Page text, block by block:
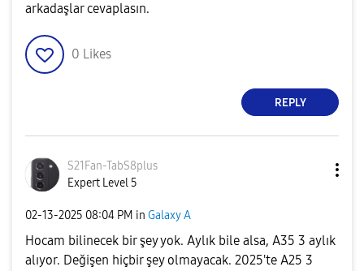
arkadaşlar cevaplasın.
0 Likes
REPLY
S21Fan-TabS8plus
Expert Level 5
‎02-13-2025 08:04 PM in Galaxy A
Hocam bilinecek bir şey yok. Aylık bile alsa, A35 3 aylık
alıyor. Değişen hiçbir şey olmayacak. 2025'te A25 3